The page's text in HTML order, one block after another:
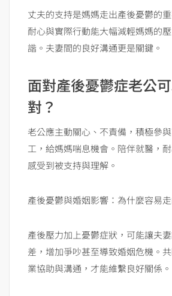
丈夫的支持是媽媽走出產後憂鬱的
耐心與實際行動能大幅減輕媽媽的
諧。夫妻間的良好溝通更是關鍵。
面對產後憂鬱症老公
對？
老公應主動關心、不責備，積極參
工，給媽媽喘息機會。陪伴就醫，
感受到被支持與理解。
產後憂鬱與婚姻影響：為什麼容易
產後壓力加上憂鬱症狀，可能讓夫
差，增加爭吵甚至導致婚姻危機。
業協助與溝通，才能維繫良好關係。